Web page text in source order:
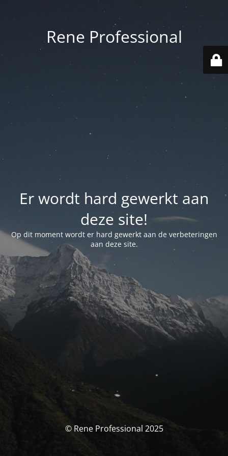
Rene Professional
Er wordt hard gewerkt aan
deze site!
Op dit moment wordt er hard gewerkt aan de verbeteringen
aan deze site.
© Rene Professional 2025